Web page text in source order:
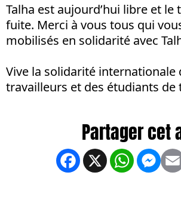
Talha est aujourd’hui libre et le
fuite. Merci à vous tous qui
mobilisés en solidarité avec
Vive la solidarité internationale
travailleurs et des étudiants de
Facebook
X